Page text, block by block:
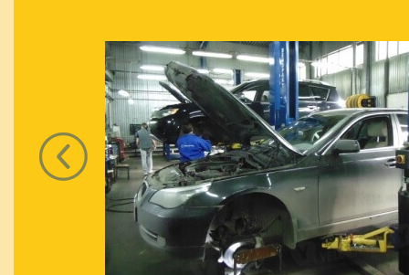
Previous